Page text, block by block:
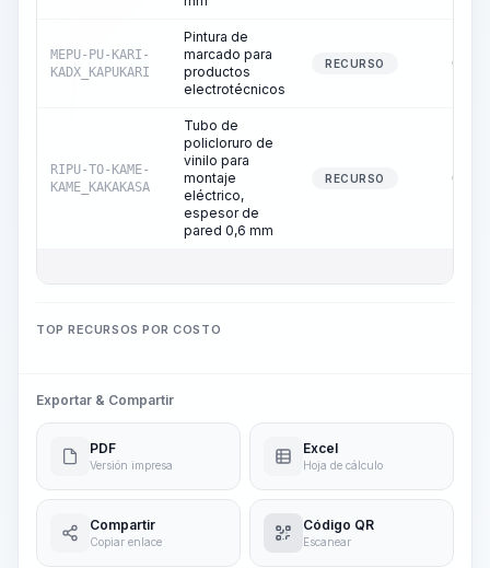
MEPU-PU-KARI-
KADX_KAPUKARI
Pintura de
marcado para
productos
electrotécnicos
RECURSO 0,01
RIPU-TO-KAME-
KAME_KAKAKASA
Tubo de
policloruro de
vinilo para
montaje
eléctrico,
espesor de
pared 0,6 mm
RECURSO 0,19
TOP RECURSOS POR COSTO
Exportar & Compartir
PDF
Versión impresa
Excel
Hoja de cálculo
Compartir
Copiar enlace
Código QR
Escanear